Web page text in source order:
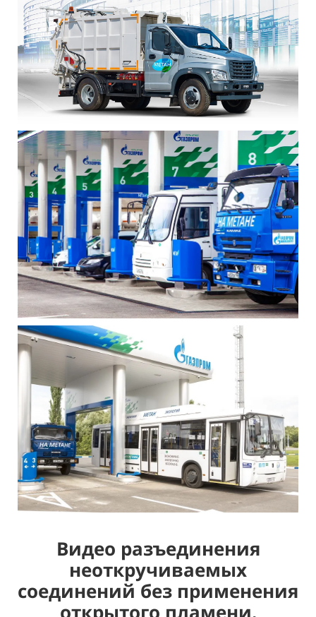
Видео разъединения
неоткручиваемых
соединений без применения
открытого пламени.